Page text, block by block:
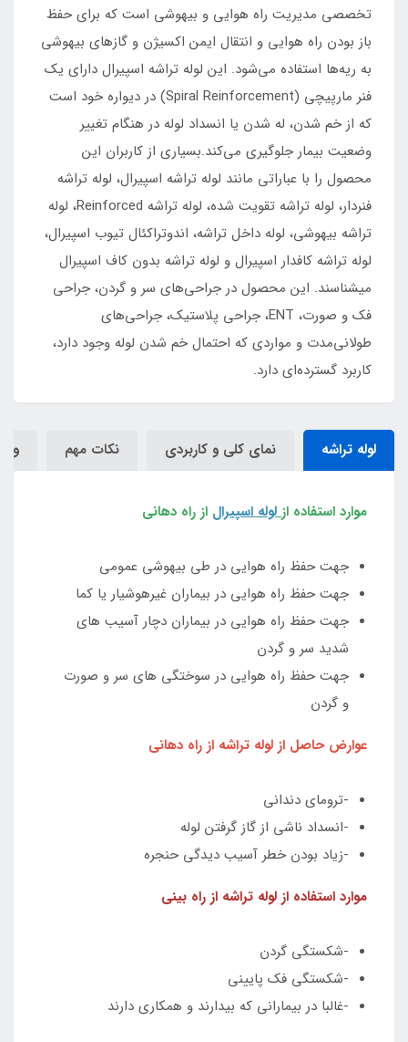
تخصصی مدیریت راه هوایی و بیهوشی است که برای حفظ
باز بودن راه هوایی و انتقال ایمن اکسیژن و گازهای بیهوشی
به ریه‌ها استفاده می‌شود. این لوله تراشه اسپیرال دارای یک
فنر مارپیچی (Spiral Reinforcement) در دیواره خود است
که از خم شدن، له شدن یا انسداد لوله در هنگام تغییر
وضعیت بیمار جلوگیری می‌کند.بسیاری از کاربران این
محصول را با عباراتی مانند لوله تراشه اسپیرال، لوله تراشه
فنردار، لوله تراشه تقویت شده، لوله تراشه Reinforced، لوله
تراشه بیهوشی، لوله داخل تراشه، اندوتراکئال تیوب اسپیرال،
لوله تراشه کافدار اسپیرال و لوله تراشه بدون کاف اسپیرال
میشناسند. این محصول در جراحی‌های سر و گردن، جراحی
فک و صورت، ENT، جراحی پلاستیک، جراحی‌های
طولانی‌مدت و مواردی که احتمال خم شدن لوله وجود دارد،
کاربرد گسترده‌ای دارد.
لوله تراشه نمای کلی و کاربردی نکات مهم
موارد استفاده از لوله اسپیرال از راه دهانی
جهت حفظ راه هوایی در طی بیهوشی عمومی
جهت حفظ راه هوایی در بیماران غیرهوشیار یا کما
جهت حفظ راه هوایی در بیماران دچار آسیب های
شدید سر و گردن
جهت حفظ راه هوایی در سوختگی های سر و صورت
و گردن
عوارض حاصل از لوله تراشه از راه دهانی
-ترومای دندانی
-انسداد ناشی از گاز گرفتن لوله
-زیاد بودن خطر آسیب دیدگی حنجره
موارد استفاده از لوله تراشه از راه بینی
-شکستگی گردن
-شکستگی فک پایینی
-غالبا در بیمارانی که بیدارند و همکاری دارند